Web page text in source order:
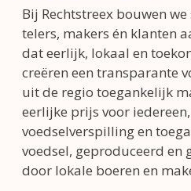
Bij Rechtstreex bouwen
telers, makers én klanten
dat eerlijk, lokaal en
creëren een transparante
uit de regio toegankelijk
eerlijke prijs voor
voedselverspilling en
voedsel, geproduceerd en
door lokale boeren en